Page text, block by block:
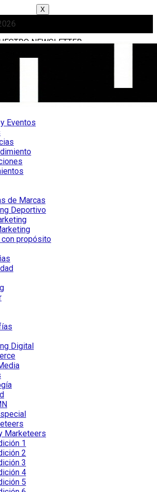
X
NEWSLETTER
Eventos
de Marcas
Deportivo
con propósito
Digital
Marketeers
1
2
3
4
5